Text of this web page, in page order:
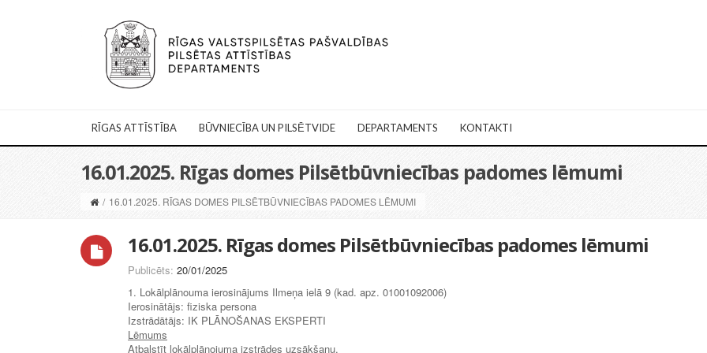
RĪGAS ATTĪSTĪBA BŪVNIECĪBA UN PILSĒTVIDE DEPARTAMENTS KONTAKTI
16.01.2025. Rīgas domes Pilsētbūvniecības padomes lēmumi
/ 16.01.2025. RĪGAS DOMES PILSĒTBŪVNIECĪBAS PADOMES LĒMUMI
16.01.2025. Rīgas domes Pilsētbūvniecības padomes lēmumi
Publicēts: 20/01/2025
1. Lokālplānouma ierosinājums Ilmeņa ielā 9 (kad. apz. 01001092006)
Ierosinātājs: fiziska persona
Izstrādātājs: IK PLĀNOŠANAS EKSPERTI
Lēmums
Atbalstīt lokālplānojuma izstrādes uzsākšanu.